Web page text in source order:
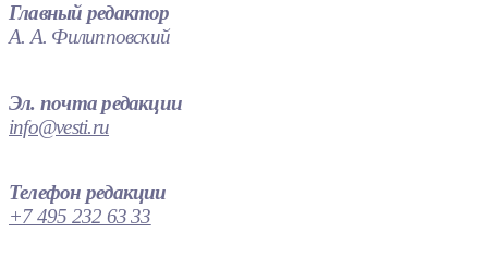
Главный редактор
А. А. Филипповский
Эл. почта редакции
info@vesti.ru
Телефон редакции
+7 495 232 63 33